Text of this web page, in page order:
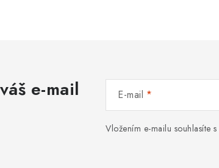
e-mail E-mail
Vložením e-mailu souhlasíte s